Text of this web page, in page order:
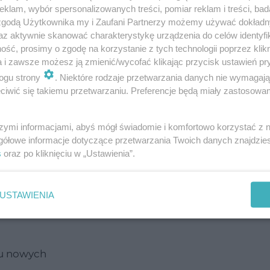
E?Witamina Ew maści sprzyja spłyceniu
i elastyny, które odpowiadają za gładkość i
Weź 15 zł i pędź do apteki
Maść z witaminą E spłyca istniejące
każdego produktu, przed użyciem należy
uczulenia na którykolwiek ze składników
nowych
wybór spersonalizowanych treści, pomiar reklam i treści,
Użytkownika my i Zaufani Partnerzy możemy używać
aktywnie skanować charakterystykę urządzenia do celów
prosimy o zgodę na korzystanie z tych technologii poprzez
i zawsze możesz ją zmienić/wycofać klikając przycisk ustawień
strony
. Niektóre rodzaje przetwarzania danych nie
się takiemu przetwarzaniu. Preferencje będą miały
informacjami, abyś mógł świadomie i komfortowo korzystać z
informacje dotyczące przetwarzania Twoich danych
oraz po kliknięciu w „Ustawienia”.
USTAWIENIA